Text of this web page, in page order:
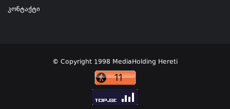
კონტაქტი
© Copyright 1998 MediaHolding Hereti